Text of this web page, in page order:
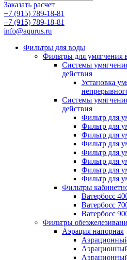
Заказать расчет
+7 (915) 789-18-81
+7 (915) 789-18-81
info@aqurus.ru
Фильтры для воды
Фильтры для умягчения
Системы
действия
Установка
Системы
действия
Фильтр для
Фильтр для
Фильтр для
Фильтр для
Фильтр для
Фильтр для
Фильтр для
Фильтр для
Фильтры
Ватербосс
Ватербосс
Ватербосс
Фильтры
Аэрация напорная